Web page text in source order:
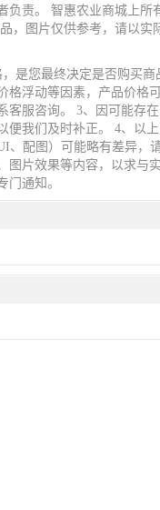
负责。 智惠农业商城上
，图片仅供参考，请以
是您最终决定是否购买
格浮动等因素，产品价
客服咨询。 3、因可能存
我们及时补正。 4、以
、配图）可能略有差异
图片效果等内容，以求
门通知。